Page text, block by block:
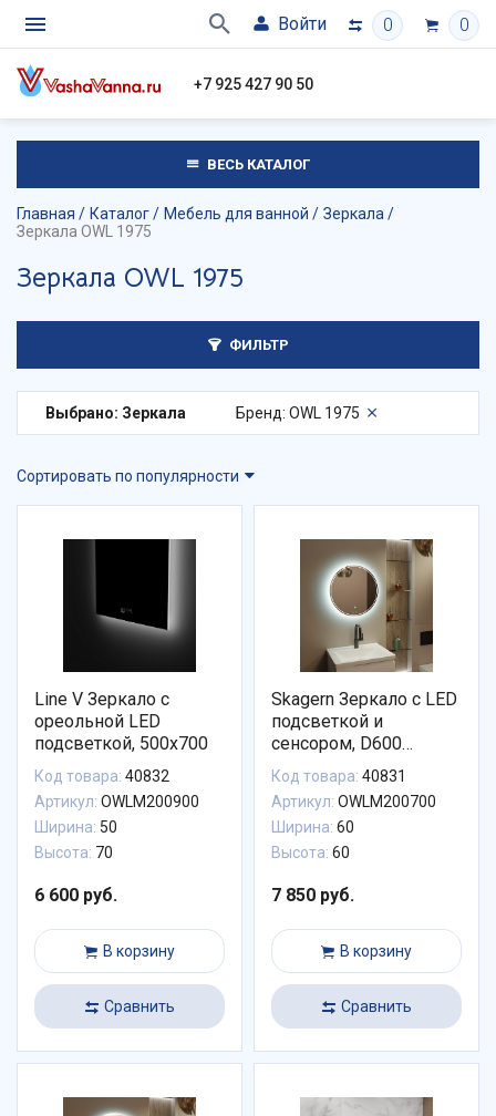
Войти 0 0
+7 925 427 90 50
ВЕСЬ КАТАЛОГ
Главная Каталог Мебель для ванной
Зеркала
Зеркала OWL 1975
Зеркала OWL 1975
ФИЛЬТР
Выбрано: Зеркала Бренд: OWL 1975
Сортировать по популярности
Line V Зеркало с
ореольной LED
подсветкой, 500х700
Код товара: 40832
Артикул: OWLM200900
Ширина: 50
Высота: 70
6 600 руб.
В корзину
Сравнить
Skagern Зеркало с LED
подсветкой и
сенсором, D600
УНИВЕРСАЛЬНАЯ
ПОДСВЕТКА
Код товара: 40831
Артикул: OWLM200700
Ширина: 60
Высота: 60
7 850 руб.
В корзину
Сравнить